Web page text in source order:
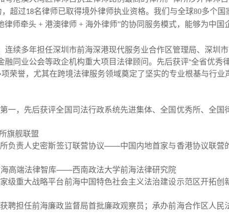
超过18名律师已取得境外律师执业资格。我们与全球80多个国
律师牵头 + 港澳律师 + 海外律师”的协同服务模式，能够为中国
续多年担任深圳市前海深港现代服务业合作区管理局、深圳
同业公会等政企机构重大项目法律顾问。先后获评“全省优秀
荣誉，尤其在跨境法律服务领域奠定了坚实的专业根基与行业
，先后获评全国司法行政系统先进集体、全国优秀所、全国
旗舰联盟
负责人史密斯签订联营协议——中国内地首家与香港协议联营
海高端法律智库——西南政法大学前海法律研究院
级重大战略平台前海中国特色社会主义法治建设示范区开拓创
聘担任前海廉政监督局首批廉政观察员；承办前海合作区人民